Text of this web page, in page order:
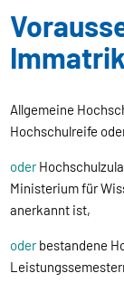
Allgemeine
Hochschulreife
oder
Ministerium für
anerkannt ist,
oderbestandene